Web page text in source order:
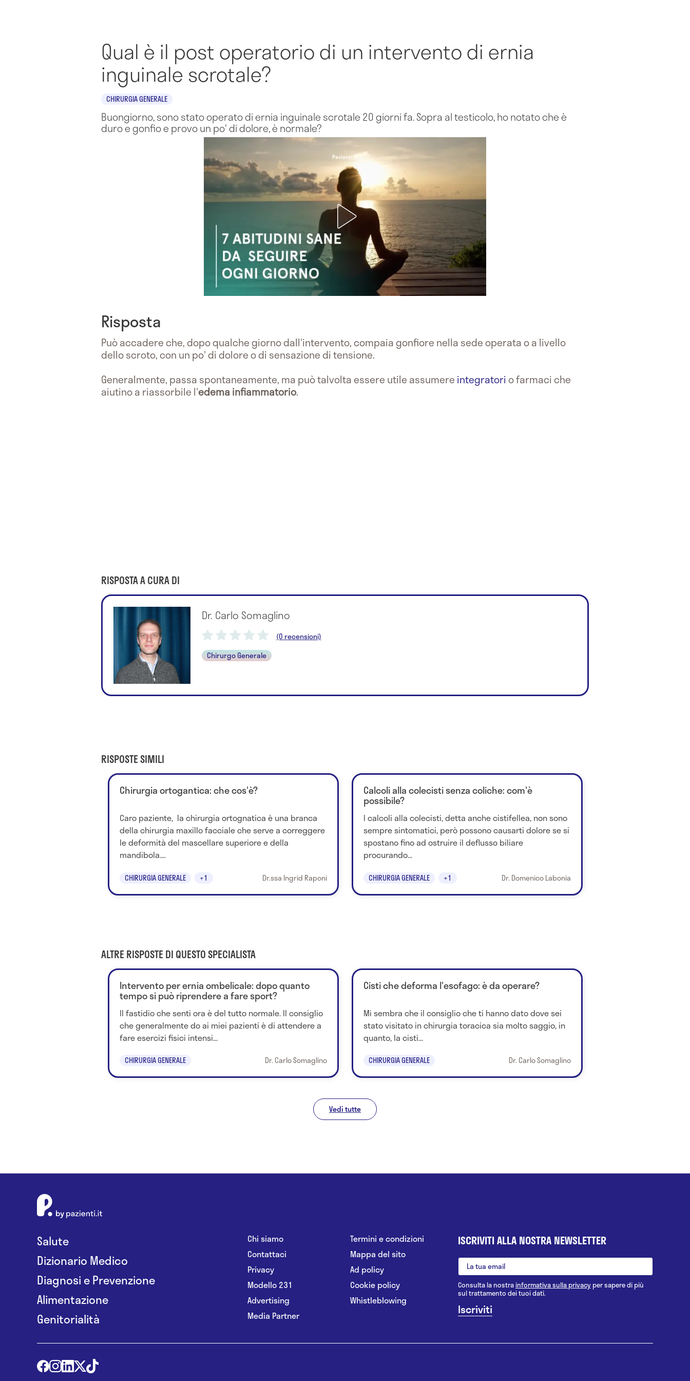
Qual è il post operatorio di un intervento di ernia
inguinale scrotale?
CHIRURGIA GENERALE
Buongiorno, sono stato operato di ernia inguinale scrotale 20 giorni fa. Sopra al testicolo, ho notato che è
duro e gonfio e provo un po' di dolore, è normale?
Risposta
Può accadere che, dopo qualche giorno dall'intervento, compaia gonfiore nella sede operata o a livello
dello scroto, con un po' di dolore o di sensazione di tensione.
Generalmente, passa spontaneamente, ma può talvolta essere utile assumere integratorio farmaci che
aiutino a riassorbile l'edema infiammatorio.
RISPOSTA A CURA DI
Dr. Carlo Somaglino
(0 recensioni)
Chirurgo Generale
RISPOSTE SIMILI
Chirurgia ortogantica: che cos'è?
Caro paziente, la chirurgia ortognatica è una branca
della chirurgia maxillo facciale che serve a correggere
le deformità del mascellare superiore e della
mandibola....
CHIRURGIA GENERALE +1 Dr.ssa Ingrid Raponi
Calcoli alla colecisti senza coliche: com'è
possibile?
I calcoli alla colecisti, detta anche cistifellea, non sono
sempre sintomatici, però possono causarti dolore se si
spostano fino ad ostruire il deflusso biliare
procurando...
CHIRURGIA GENERALE +1 Dr. Domenico Labonia
ALTRE RISPOSTE DI QUESTO SPECIALISTA
Intervento per ernia ombelicale: dopo quanto
tempo si può riprendere a fare sport?
Il fastidio che senti ora è del tutto normale. Il consiglio
che generalmente do ai miei pazienti è di attendere a
fare esercizi fisici intensi...
CHIRURGIA GENERALE Dr. Carlo Somaglino
Cisti che deforma l'esofago: è da operare?
Mi sembra che il consiglio che ti hanno dato dove sei
stato visitato in chirurgia toracica sia molto saggio, in
quanto, la cisti...
CHIRURGIA GENERALE Dr. Carlo Somaglino
Vedi tutte
Salute
Dizionario Medico
Diagnosi e Prevenzione
Alimentazione
Genitorialità
Chi siamo
Contattaci
Privacy
Modello 231
Advertising
Media Partner
Termini e condizioni
Mappa del sito
Ad policy
Cookie policy
Whistleblowing
ISCRIVITI ALLA NOSTRA NEWSLETTER
Consulta la nostrainformativa sulla privacy per sapere di più
sul trattamento dei tuoi dati.